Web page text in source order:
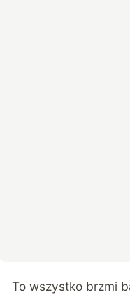
To wszystko brzmi